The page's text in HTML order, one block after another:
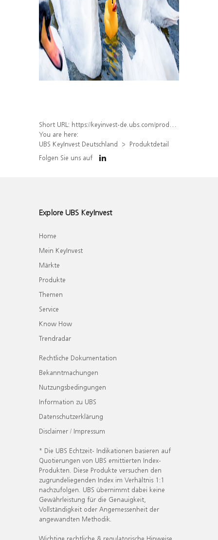
Short URL: https://keyinvest-de.ubs.com/produkt/detail/index/isin/DE000WA801R8
You are here:
UBS KeyInvest Deutschland
Produktdetail
Folgen Sie uns auf
Explore UBS KeyInvest
Home
Mein KeyInvest
Märkte
Produkte
Themen
Service
Know How
Trendradar
Rechtliche Dokumentation
Bekanntmachungen
Nutzungsbedingungen
Information zu UBS
Datenschutzerklärung
Disclaimer / Impressum
* Die UBS Echtzeit- Indikationen basieren auf
Quotierungen von UBS emittierten Index-
Produkten. Diese Produkte versuchen den
zugrundeliegenden Index im Verhältnis 1:1
nachzufolgen. UBS übernimmt dabei keine
Gewährleistung für die Genauigkeit,
Vollständigkeit oder Angemessenheit der
angewandten Methodik.